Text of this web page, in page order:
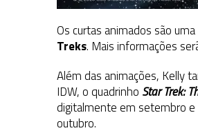
Os curtas animados são
Treks. Mais informações
Além das animações, Kelly
IDW, o quadrinho Star Trek:
digitalmente em setembro e
outubro.